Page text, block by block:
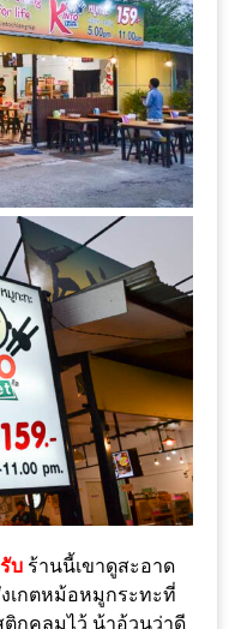
บ ร้านนี้เขาดูสะอาด
เกตหม้อหมูกระทะที่
ติกคลุมไว้ น้าอ้วนว่าดี